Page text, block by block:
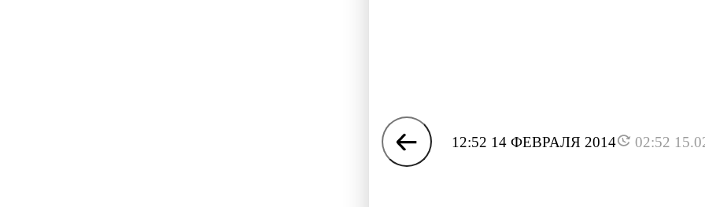
12:52 14 ФЕВРАЛЯ 2014 02:52